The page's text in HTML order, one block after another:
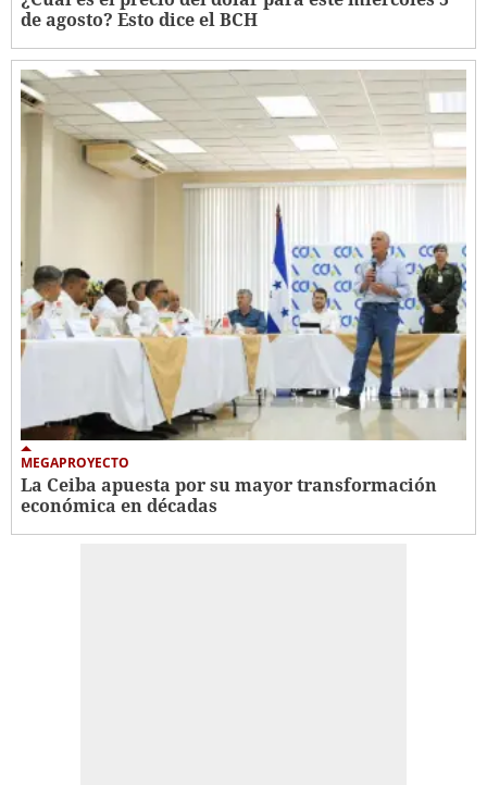
de agosto? Esto dice el BCH
MEGAPROYECTO
La Ceiba apuesta por su mayor transformación
económica en décadas